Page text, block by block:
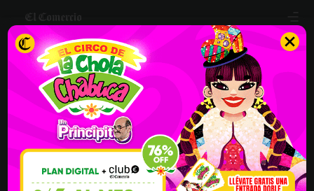
Inicio
Planes
Beneficios
El Comercio